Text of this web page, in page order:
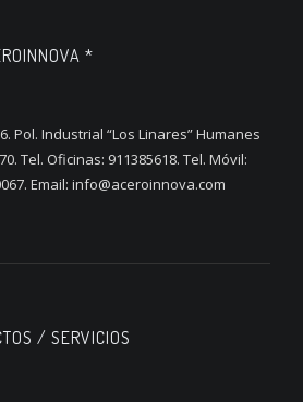
*
Pol. Industrial “Los Linares” Humanes
Tel. Oficinas: 911385618. Tel. Móvil:
Email: info@aceroinnova.com
/ SERVICIOS